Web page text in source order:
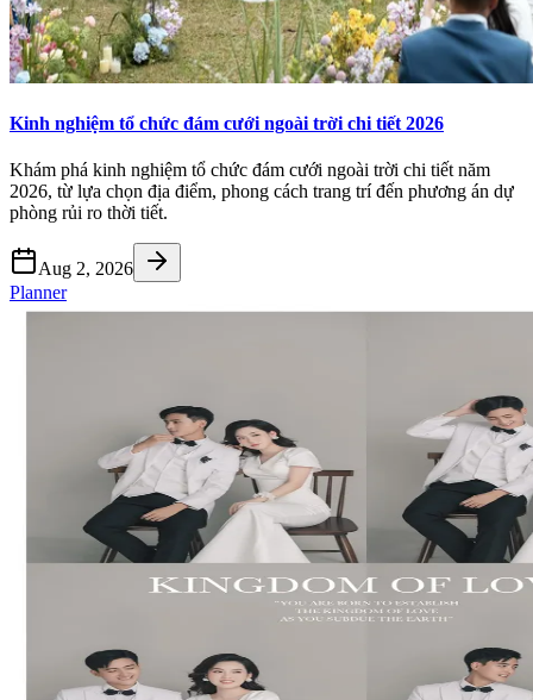
Kinh nghiệm tổ chức đám cưới ngoài trời chi tiết 2026
Khám phá kinh nghiệm tổ chức đám cưới ngoài trời chi tiết năm
2026, từ lựa chọn địa điểm, phong cách trang trí đến phương án dự
phòng rủi ro thời tiết.
Aug 2, 2026
Planner